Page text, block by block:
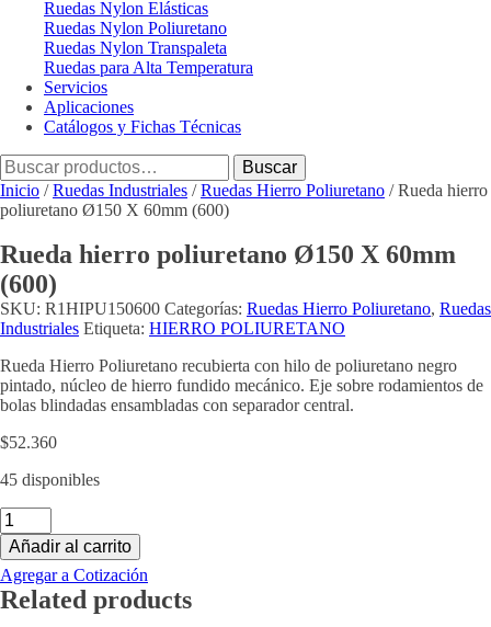
Ruedas Nylon Elásticas
Ruedas Nylon Poliuretano
Ruedas Nylon Transpaleta
Ruedas para Alta Temperatura
Servicios
Aplicaciones
Catálogos y Fichas Técnicas
Buscar
por:
Buscar
Inicio /Ruedas Industriales /Ruedas Hierro Poliuretano / Rueda hierro
poliuretano Ø150 X 60mm (600)
Rueda hierro poliuretano Ø150 X 60mm
(600)
SKU: R1HIPU150600 Categorías: Ruedas Hierro Poliuretano, Ruedas
Industriales Etiqueta: HIERRO POLIURETANO
Rueda Hierro Poliuretano recubierta con hilo de poliuretano negro
pintado, núcleo de hierro fundido mecánico. Eje sobre rodamientos de
bolas blindadas ensambladas con separador central.
$52.360
45 disponibles
Rueda
hierro
poliuretano
Ø150
X
60mm
Añadir al carrito
Agregar a Cotización
Related products